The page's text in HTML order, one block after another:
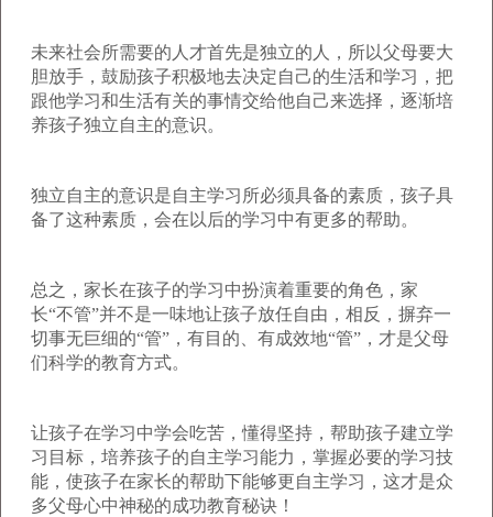
未来社会所需要的人才首先是独立的人，所以父母要大
胆放手，鼓励孩子积极地去决定自己的生活和学习，把
跟他学习和生活有关的事情交给他自己来选择，逐渐培
养孩子独立自主的意识。
独立自主的意识是自主学习所必须具备的素质，孩子具
备了这种素质，会在以后的学习中有更多的帮助。
总之，家长在孩子的学习中扮演着重要的角色，家
长“不管”并不是一味地让孩子放任自由，相反，摒弃一
切事无巨细的“管”，有目的、有成效地“管”，才是父母
们科学的教育方式。
让孩子在学习中学会吃苦，懂得坚持，帮助孩子建立学
习目标，培养孩子的自主学习能力，掌握必要的学习技
能，使孩子在家长的帮助下能够更自主学习，这才是众
多父母心中神秘的成功教育秘诀！